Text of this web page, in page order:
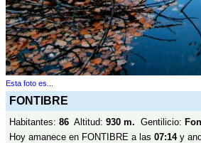
Esta foto es...
FONTIBRE
Habitantes: 86 Altitud: 930 m. Gentilicio:
Hoy amanece en FONTIBRE a las 07:14y